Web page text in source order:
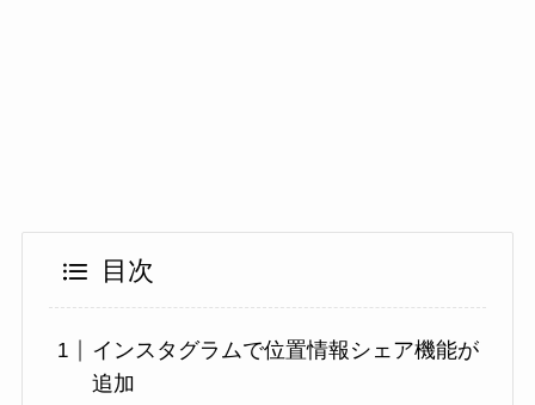
目次
インスタグラムで位置情報シェア機能が
追加